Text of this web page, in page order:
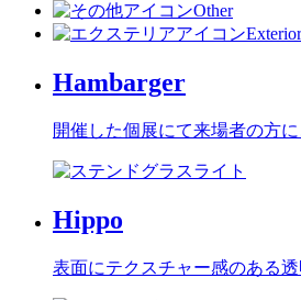
Other
Exterior
Hambarger
開催した個展にて来場者の方に
Hippo
表面にテクスチャー感のある透